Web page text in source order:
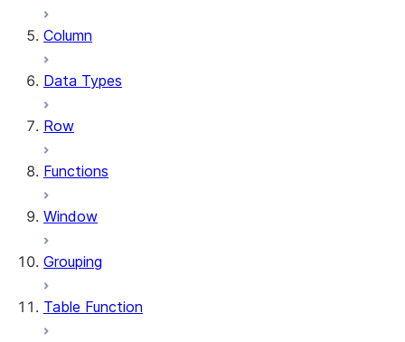
Column
Data Types
Row
Functions
Window
Grouping
Table Function